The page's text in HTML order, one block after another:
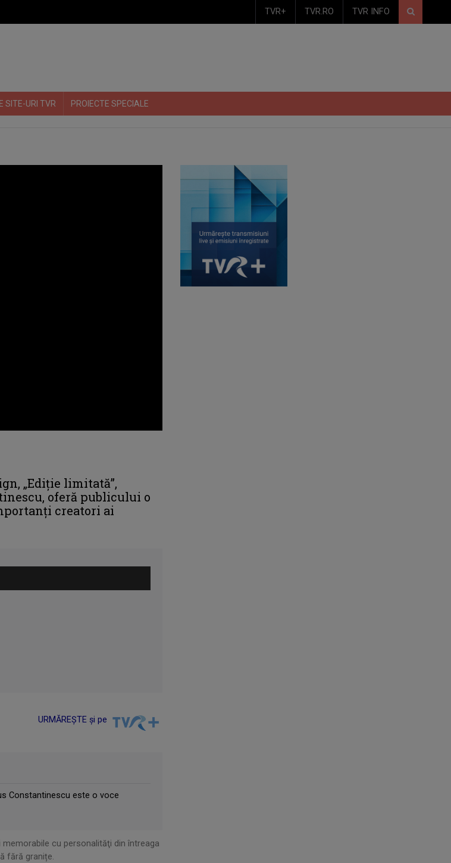
TVR+ TVR.RO TVR INFO
SITE-URI TVR PROIECTE SPECIALE
„Ediție limitată”,
oferă publicului o
creatori ai
URMĂREȘTE și pe
Constantinescu este o voce
cu personalităţi din întreaga
fără granițe.